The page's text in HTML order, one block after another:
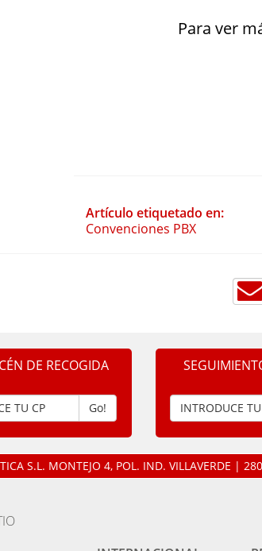
Para ver
Artículo etiquetado en:
Convenciones PBX
DE RECOGIDA
Go!
S.L. MONTEJO 4, POL. IND. VILLAVERDE |